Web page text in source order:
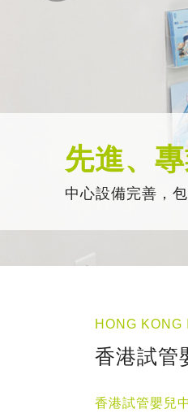
先進、
中心設備完善，
HONG KONG
香港試管
香港試管嬰兒